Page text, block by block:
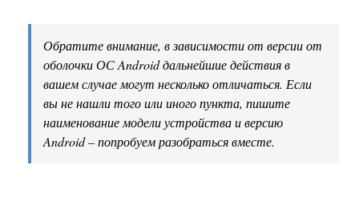
Обратите внимание, в зависимости от версии от
оболочки ОС Android дальнейшие действия в
вашем случае могут несколько отличаться. Если
вы не нашли того или иного пункта, пишите
наименование модели устройства и версию
Android – попробуем разобраться вместе.